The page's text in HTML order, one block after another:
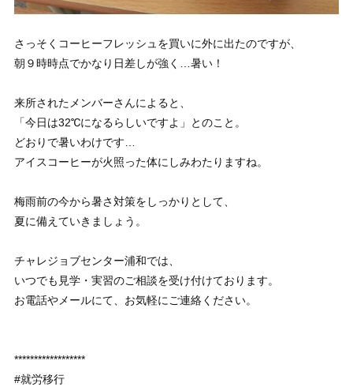
さっそくコーヒーフレッシュを買いに外に出たのですが、
朝９時時点でかなり日差しが強く…暑い！
来所されたメンバーさんによると、
「今日は32℃になるらしいですよ」とのこと。
どおりで暑いわけです…
アイスコーヒーが火照った体にしみわたりますね。
梅雨前の今から暑さ対策をしっかりとして、
夏に備えていきましょう。
チャレジョブセンター浦和では、
いつでも見学・実習のご相談を受け付けております。
お電話やメールにて、お気軽にご連絡ください。
******************
#就労移行